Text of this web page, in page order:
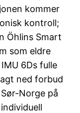
kommer
kontroll;
Öhlins Smart
som eldre
6Ds ​​fulle
ned forbud
Norge på